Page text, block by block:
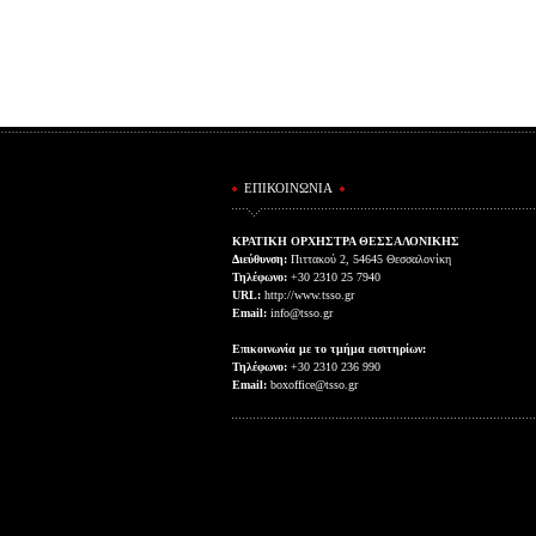
ΕΠΙΚΟΙΝΩΝΙΑ
ΚΡΑΤΙΚΗ ΟΡΧΗΣΤΡΑ ΘΕΣΣΑΛΟΝΙΚΗΣ
Διεύθυνση:Πιττακού 2, 54645 Θεσσαλονίκη
Τηλέφωνο:+30 2310 25 7940
URL: http://www.tsso.gr
Email: info@tsso.gr
Επικοινωνία με το τμήμα εισιτηρίων:
Τηλέφωνο:+30 2310 236 990
Email: boxoffice@tsso.gr